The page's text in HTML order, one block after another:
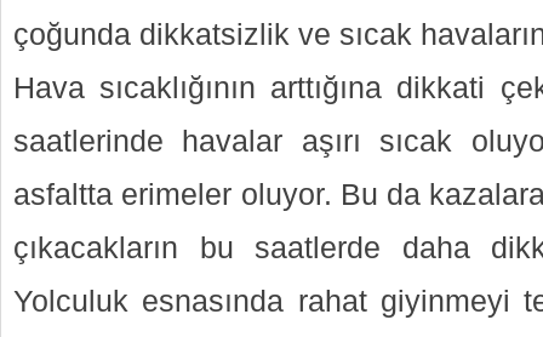
çoğunda dikkatsizlik ve sıcak
Hava sıcaklığının arttığına dikkati
saatlerinde havalar aşırı sıcak
asfaltta erimeler oluyor. Bu da
çıkacakların bu saatlerde daha
Yolculuk esnasında rahat giyinmeyi